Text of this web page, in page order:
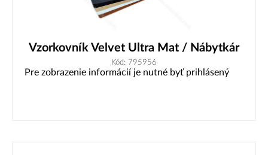
Vzorkovník Velvet Ultra Mat / Nábytkár
Kód: 795956
Pre zobrazenie informácií je nutné byť prihlásený